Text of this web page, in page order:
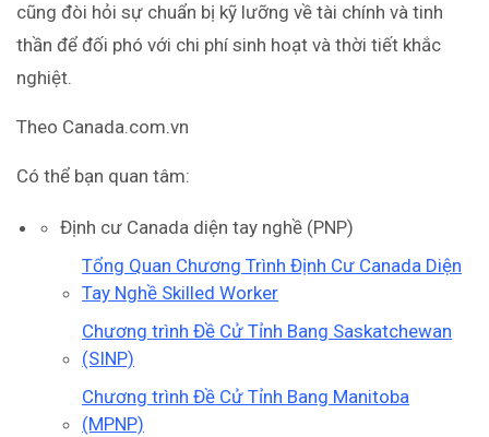
cũng đòi hỏi sự chuẩn bị kỹ lưỡng về tài chính và tinh
thần để đối phó với chi phí sinh hoạt và thời tiết khắc
nghiệt.
Theo Canada.com.vn
Có thể bạn quan tâm:
Định cư Canada diện tay nghề (PNP)
Tổng Quan Chương Trình Định Cư Canada Diện
Tay Nghề Skilled Worker
Chương trình Đề Cử Tỉnh Bang Saskatchewan
(SINP)
Chương trình Đề Cử Tỉnh Bang Manitoba
(MPNP)